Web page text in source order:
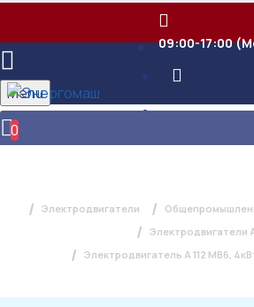
09:00-17:00
Menu
0
Электродвигатели
Электродвигатели
Электродвигатель А 112 МВ6,